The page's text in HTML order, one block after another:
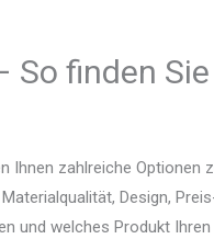
So finden
Ihnen zahlreiche Optionen
Design,
und welches Produkt